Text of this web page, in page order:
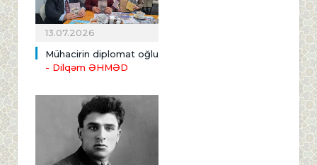
13.07.2026
Mühacirin diplomat oğlu
- Dilqəm ƏHMƏD